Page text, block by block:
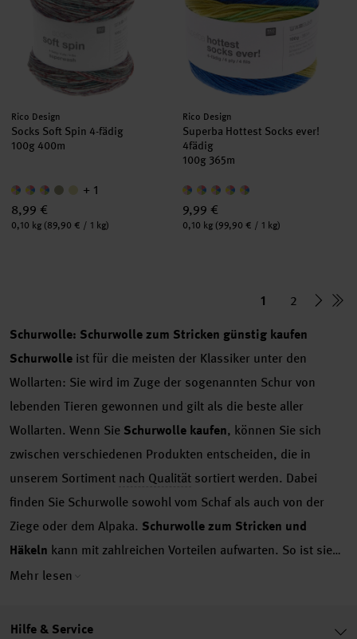
Hersteller:
Rico Design
Socks Soft Spin 4-fädig
100g 400m
+ 1
8,99 €
Inhalt:
0,10 kg (89,90 € / 1 kg)
Hersteller:
Rico Design
Superba Hottest Socks ever!
4fädig
100g 365m
9,99 €
Inhalt:
0,10 kg (99,90 € / 1 kg)
1
2
Schurwolle: Schurwolle zum Stricken günstig kaufen
Schurwolle ist für die meisten der Klassiker unter den
Wollarten: Sie wird im Zuge der sogenannten Schur von
lebenden Tieren gewonnen und gilt als die beste aller
Wollarten. Wenn Sie Schurwolle kaufen, können Sie sich
zwischen verschiedenen Produkten entscheiden, die in
unserem Sortiment nach Qualität sortiert werden. Dabei
finden Sie Schurwolle sowohl vom Schaf als auch von der
Ziege oder dem Alpaka. Schurwolle zum Stricken und
Häkeln kann mit zahlreichen Vorteilen aufwarten. So ist sie
beispielsweise vielseitig verwendbar und besticht durch ihr
bei uns Schurwolle mit besten Eigenschaften
Mehr lesen
Hilfe & Service